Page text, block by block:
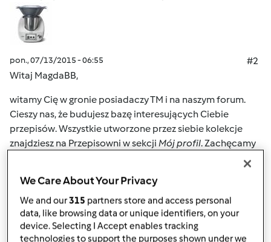
pon., 07/13/2015 - 06:55
#2
Witaj MagdaBB,
witamy Cię w gronie posiadaczy TM i na naszym forum.
Cieszy nas, że budujesz bazę interesujących Ciebie
przepisów. Wszystkie utworzone przez siebie kolekcje
znajdziesz na Przepisowni w sekcji Mój profil. Zachęcamy
Cię do odkrywania możliwości Przepisowni. Gdy będziesz
ponownie na Forum, zespół Thermomix ® (Przepisy
Thermomix, Mixi) oraz nasi forumowicze służą fachową
pomocą.
We Care About Your Privacy
We and our315 partners store and access personal
data, like browsing data or unique identifiers, on your
device. Selecting I Accept enables tracking
technologies to support the purposes shown under we